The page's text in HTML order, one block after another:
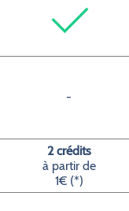
-
2 crédits
à partir de
1€ (*)